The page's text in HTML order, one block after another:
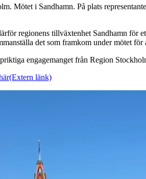
Mötet i Sandhamn. På plats
regionens tillväxtenhet Sandhamn för
det som framkom under mötet
engagemanget från Region
(Extern länk)